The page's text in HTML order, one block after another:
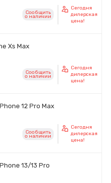
Сообщить
o наличии
Сегодня
дилерская
цена!
Xs Max
Сообщить
o наличии
Сегодня
дилерская
цена!
12 Pro Max
Сообщить
o наличии
Сегодня
дилерская
цена!
13/13 Pro